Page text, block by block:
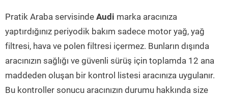
Pratik Araba servisinde Audi marka aracınıza
yaptırdığınız periyodik bakım sadece motor yağ, yağ
filtresi, hava ve polen filtresi içermez. Bunların dışında
aracınızın sağlığı ve güvenli sürüş için toplamda 12 ana
maddeden oluşan bir kontrol listesi aracınıza uygulanır.
Bu kontroller sonucu aracınızın durumu hakkında size